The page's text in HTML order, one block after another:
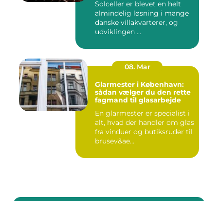
Solceller er blevet en helt
almindelig løsning i mange
danske villakvarterer, og
udviklingen ...
08. Mar
Glarmester i København:
sådan vælger du den rette
fagmand til glasarbejde
En glarmester er specialist i
alt, hvad der handler om glas
fra vinduer og butiksruder til
brusev&ae...